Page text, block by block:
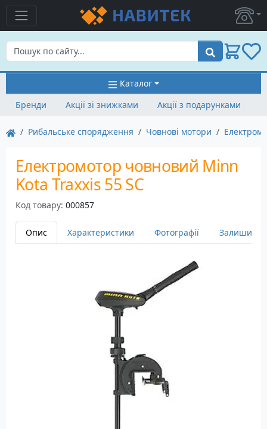
Пошук
Каталог
Бренди
Акції зі знижками Акції з подарунками
Рибальське спорядження Човнові мотори
Електромотор човновий Minn
Kota Traxxis 55 SC
Код товару: 000857
Опис Характеристики Фотографії Залишити